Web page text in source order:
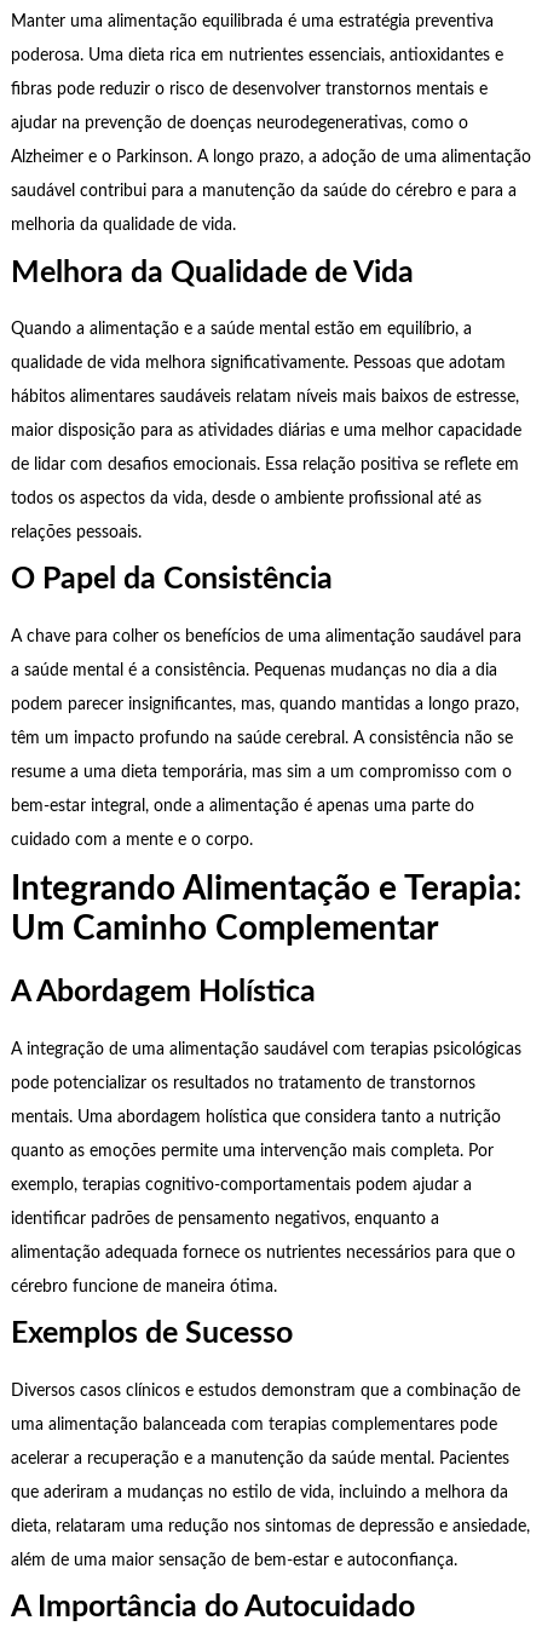
Manter uma alimentação equilibrada é uma estratégia preventiva
poderosa. Uma dieta rica em nutrientes essenciais, antioxidantes e
fibras pode reduzir o risco de desenvolver transtornos mentais e
ajudar na prevenção de doenças neurodegenerativas, como o
Alzheimer e o Parkinson. A longo prazo, a adoção de uma alimentação
saudável contribui para a manutenção da saúde do cérebro e para a
melhoria da qualidade de vida.
Melhora da Qualidade de Vida
Quando a alimentação e a saúde mental estão em equilíbrio, a
qualidade de vida melhora significativamente. Pessoas que adotam
hábitos alimentares saudáveis relatam níveis mais baixos de estresse,
maior disposição para as atividades diárias e uma melhor capacidade
de lidar com desafios emocionais. Essa relação positiva se reflete em
todos os aspectos da vida, desde o ambiente profissional até as
relações pessoais.
O Papel da Consistência
A chave para colher os benefícios de uma alimentação saudável para
a saúde mental é a consistência. Pequenas mudanças no dia a dia
podem parecer insignificantes, mas, quando mantidas a longo prazo,
têm um impacto profundo na saúde cerebral. A consistência não se
resume a uma dieta temporária, mas sim a um compromisso com o
bem-estar integral, onde a alimentação é apenas uma parte do
cuidado com a mente e o corpo.
Integrando Alimentação e Terapia:
Um Caminho Complementar
A Abordagem Holística
A integração de uma alimentação saudável com terapias psicológicas
pode potencializar os resultados no tratamento de transtornos
mentais. Uma abordagem holística que considera tanto a nutrição
quanto as emoções permite uma intervenção mais completa. Por
exemplo, terapias cognitivo-comportamentais podem ajudar a
identificar padrões de pensamento negativos, enquanto a
alimentação adequada fornece os nutrientes necessários para que o
cérebro funcione de maneira ótima.
Exemplos de Sucesso
Diversos casos clínicos e estudos demonstram que a combinação de
uma alimentação balanceada com terapias complementares pode
acelerar a recuperação e a manutenção da saúde mental. Pacientes
que aderiram a mudanças no estilo de vida, incluindo a melhora da
dieta, relataram uma redução nos sintomas de depressão e ansiedade,
além de uma maior sensação de bem-estar e autoconfiança.
A Importância do Autocuidado